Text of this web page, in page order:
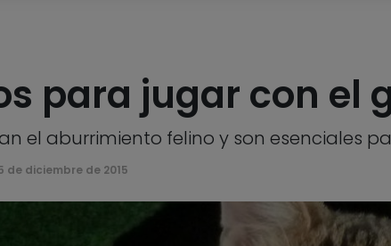
para jugar con el
el aburrimiento felino y son esenciales
de diciembre de 2015